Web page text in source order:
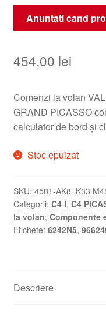
Anuntati cand
454,00 lei
Comenzi la volan
GRAND PICASSO
calculator de bord și
Stoc epuizat
SKU: 4581-AK8_K33
Categorii: C4 I, C4
la volan, Componente
Etichete: 6242N5,
Descriere